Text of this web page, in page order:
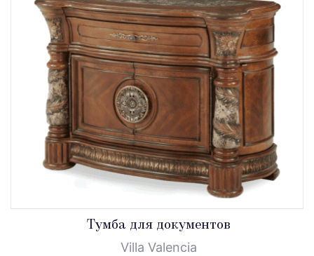
Тумба для документов
Villa Valencia